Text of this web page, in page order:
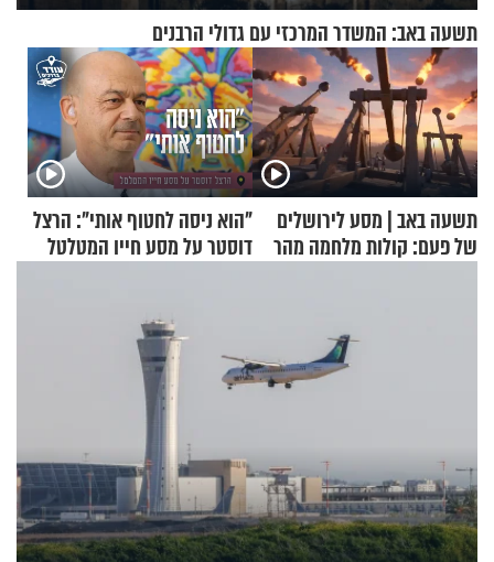
תשעה באב: המשדר המרכזי עם גדולי הרבנים
תשעה באב | מסע לירושלים
של פעם: קולות מלחמה מהר
"הוא ניסה לחטוף אותי": הרצל
דוסטר על מסע חייו המטלטל